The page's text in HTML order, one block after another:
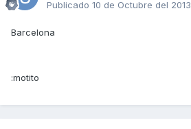
Publicado 10 de Octubre del 2013
Barcelona
:motito